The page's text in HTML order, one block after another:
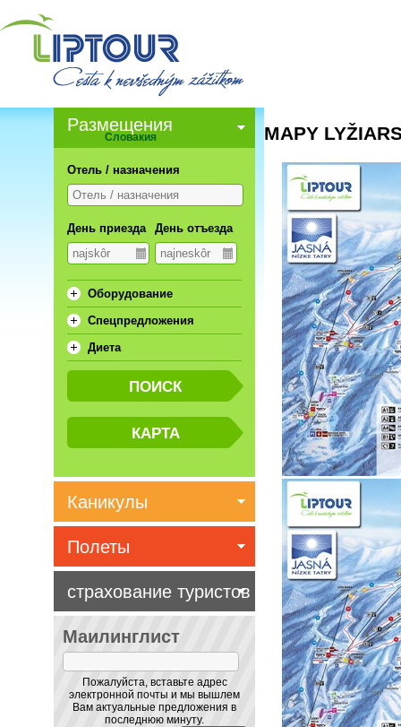
MAPY
Pазмещения
Словакия
Отель / назначения
День приезда День отъезда
Oборудование
Спецпредложения
Диета
Каникулы
Маилинглист
Пожалуйста, вставьте адрес
электронной почты и мы вышлем
Вам актуальные предложения в
последнюю минуту.
Полеты
страхование туристов